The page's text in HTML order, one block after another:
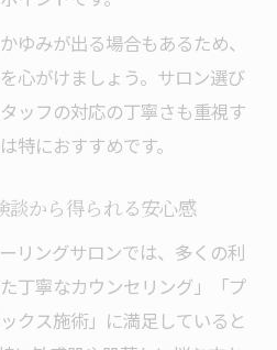
グと他施術の比較ポイント
ら学ぶ肌荒れケアの方法
ビ跡への変化を徹底検証
ハーブピーリングのすす
っておくべき施術の流れ
グ初心者向けの安心ポイン
セリングで不安を解消する
ゆみが出る場合もあるため、
心がけましょう。サロン選び
ッフの対応の丁寧さも重視す
特におすすめです。
談から得られる安心感
リングサロンでは、多くの利
丁寧なカウンセリング」「プ
クス施術」に満足していると